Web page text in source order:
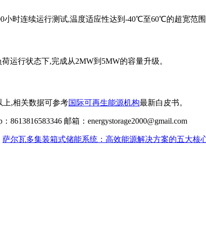
时连续运行测试,温度适应性达到-40℃至60℃的超宽范围
运行状态下,完成从2MW到5MW的容量升级。
上,相关数据可参考国际可再生能源机构最新白皮书。
8613816583346 邮箱： energystorage2000@gmail.com
萨尔瓦多集装箱式储能系统：高效能源解决方案的五大核